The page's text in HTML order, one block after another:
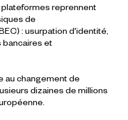
reprennent
de
: usurpation d'identité,
bancaires et
au changement de
dizaines de millions